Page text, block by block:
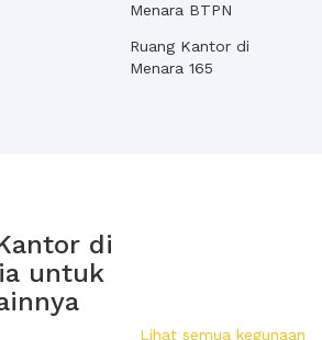
Menara BTPN
Ruang Kantor di
Menara 165
di
untuk
Lihat semua kegunaan